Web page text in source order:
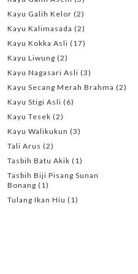
Kayu Galih Kelor (2)
Kayu Kalimasada (2)
Kayu Kokka Asli (17)
Kayu Liwung (2)
Kayu Nagasari Asli (3)
Kayu Secang Merah Brahma (2)
Kayu Stigi Asli (6)
Kayu Tesek (2)
Kayu Walikukun (3)
Tali Arus (2)
Tasbih Batu Akik (1)
Tasbih Biji Pisang Sunan
Bonang (1)
Tulang Ikan Hiu (1)